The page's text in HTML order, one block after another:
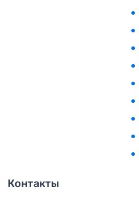
Контакты